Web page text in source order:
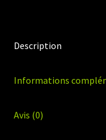
Description
Informations
Avis (0)